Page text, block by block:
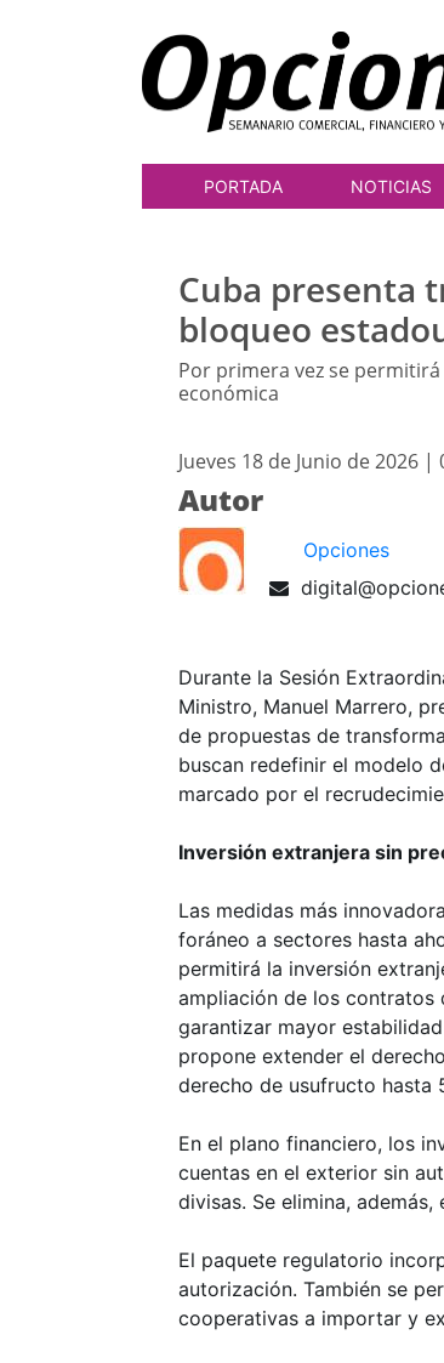
PORTADA NOTICIAS
Cuba presenta
bloqueo
Por primera vez se
económica
Jueves 18 de Junio de 2026 |
Autor
Opciones
Durante la Sesión
Ministro, Manuel Marrero,
de propuestas de
buscan redefinir el modelo
marcado por el
Inversión extranjera sin
Las medidas más
foráneo a sectores hasta
permitirá la inversión
ampliación de los contratos
garantizar mayor
propone extender el
derecho de usufructo hasta
En el plano financiero, los
cuentas en el exterior sin
divisas. Se elimina,
El paquete regulatorio
autorización. También se
cooperativas a importar y